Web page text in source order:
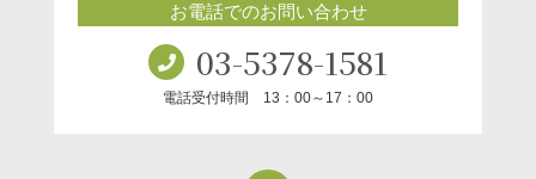
お電話でのお問い合わせ
03-5378-1581
電話受付時間 13：00～17：00